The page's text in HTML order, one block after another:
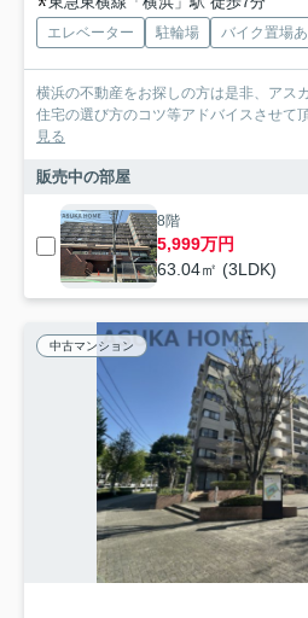
エレベーター 駐輪場 バイク置場あ
横浜の不動産をお探しの方は是非、アス
住宅の選び方のコツ等アドバイスさせて
見る
販売中の部屋
8階
5,999万円
63.04㎡ (3LDK)
中古マンション